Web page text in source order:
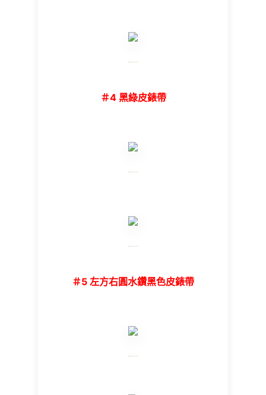
＃4 黑綠皮錶帶
＃5 左方右圓水鑽黑色皮錶帶